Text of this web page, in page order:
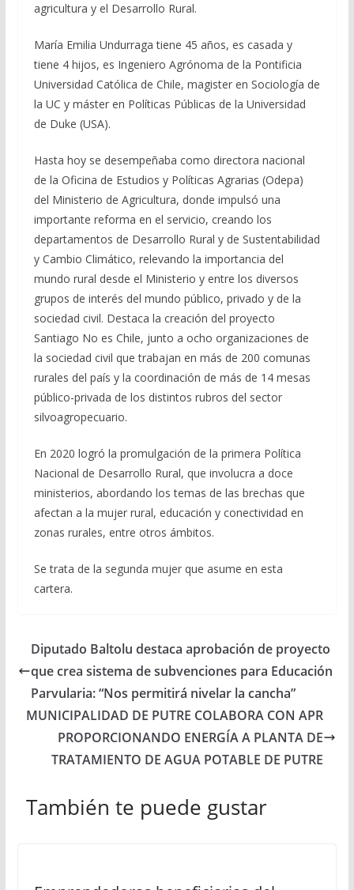
agricultura y el Desarrollo Rural.
María Emilia Undurraga tiene 45 años, es casada y
tiene 4 hijos, es Ingeniero Agrónoma de la Pontificia
Universidad Católica de Chile, magister en Sociología de
la UC y máster en Políticas Públicas de la Universidad
de Duke (USA).
Hasta hoy se desempeñaba como directora nacional
de la Oficina de Estudios y Políticas Agrarias (Odepa)
del Ministerio de Agricultura, donde impulsó una
importante reforma en el servicio, creando los
departamentos de Desarrollo Rural y de Sustentabilidad
y Cambio Climático, relevando la importancia del
mundo rural desde el Ministerio y entre los diversos
grupos de interés del mundo público, privado y de la
sociedad civil. Destaca la creación del proyecto
Santiago No es Chile, junto a ocho organizaciones de
la sociedad civil que trabajan en más de 200 comunas
rurales del país y la coordinación de más de 14 mesas
público-privada de los distintos rubros del sector
silvoagropecuario.
En 2020 logró la promulgación de la primera Política
Nacional de Desarrollo Rural, que involucra a doce
ministerios, abordando los temas de las brechas que
afectan a la mujer rural, educación y conectividad en
zonas rurales, entre otros ámbitos.
Se trata de la segunda mujer que asume en esta
cartera.
Diputado Baltolu destaca aprobación de proyecto
que crea sistema de subvenciones para Educación
Parvularia: “Nos permitirá nivelar la cancha”
MUNICIPALIDAD DE PUTRE COLABORA CON APR
PROPORCIONANDO ENERGÍA A PLANTA DE
TRATAMIENTO DE AGUA POTABLE DE PUTRE
También te puede gustar